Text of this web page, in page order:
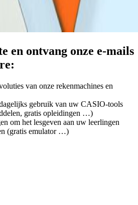
en ontvang onze e-mails
van onze rekenmachines en
gebruik van uw CASIO-tools
gratis opleidingen …)
om het lesgeven aan uw leerlingen
(gratis emulator …)